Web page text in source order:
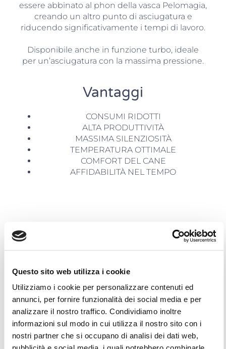
Questo sito web utilizza i cookie
Utilizziamo i cookie per personalizzare contenuti ed
annunci, per fornire funzionalità dei social media e per
analizzare il nostro traffico. Condividiamo inoltre
informazioni sul modo in cui utilizza il nostro sito con i
nostri partner che si occupano di analisi dei dati web,
essere abbinato al phon della vasca Pelomagia,
creando un altro punto di asciugatura e
riducendo significativamente i tempi di lavoro.
Disponibile anche in funzione turbo, ideale
per un’asciugatura con la massima pressione.
Vantaggi
CONSUMI RIDOTTI
ALTA PRODUTTIVITÀ
MASSIMA SILENZIOSITÀ
TEMPERATURA OTTIMALE
COMFORT DEL CANE
AFFIDABILITÀ NEL TEMPO
Scopri Altre Attrezzature
Per La Toelettatura
Tradizionale